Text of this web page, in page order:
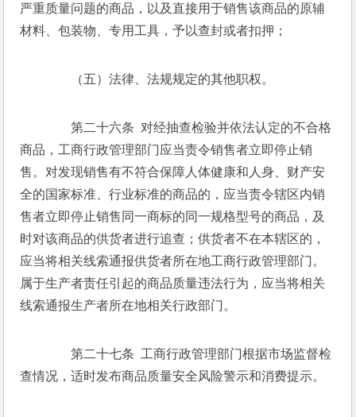
严重质量问题的商品，以及直接用于销售该商品的原辅
材料、包装物、专用工具，予以查封或者扣押；
（五）法律、法规规定的其他职权。
第二十六条  对经抽查检验并依法认定的不合格
商品，工商行政管理部门应当责令销售者立即停止销
售。对发现销售有不符合保障人体健康和人身、财产安
全的国家标准、行业标准的商品的，应当责令辖区内销
售者立即停止销售同一商标的同一规格型号的商品，及
时对该商品的供货者进行追查；供货者不在本辖区的，
应当将相关线索通报供货者所在地工商行政管理部门。
属于生产者责任引起的商品质量违法行为，应当将相关
线索通报生产者所在地相关行政部门。
第二十七条  工商行政管理部门根据市场监督检
查情况，适时发布商品质量安全风险警示和消费提示。